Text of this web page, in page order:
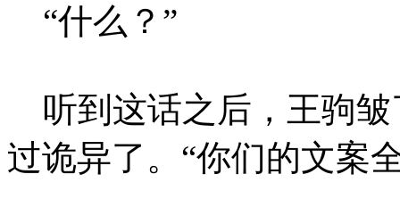
“什么？”
听到这话之后，王驹皱
过诡异了。“你们的文案